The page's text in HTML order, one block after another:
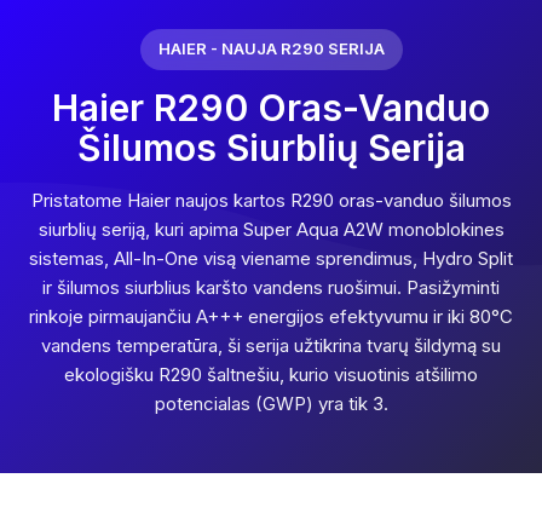
HAIER - NAUJA R290 SERIJA
Haier R290 Oras-Vanduo
Šilumos Siurblių Serija
Pristatome Haier naujos kartos R290 oras-vanduo šilumos
siurblių seriją, kuri apima Super Aqua A2W monoblokines
sistemas, All-In-One visą viename sprendimus, Hydro Split
ir šilumos siurblius karšto vandens ruošimui. Pasižyminti
rinkoje pirmaujančiu A+++ energijos efektyvumu ir iki 80°C
vandens temperatūra, ši serija užtikrina tvarų šildymą su
ekologišku R290 šaltnešiu, kurio visuotinis atšilimo
potencialas (GWP) yra tik 3.